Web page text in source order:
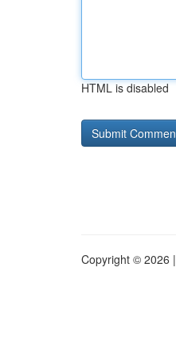
HTML is disabled
Copyright © 2026 |